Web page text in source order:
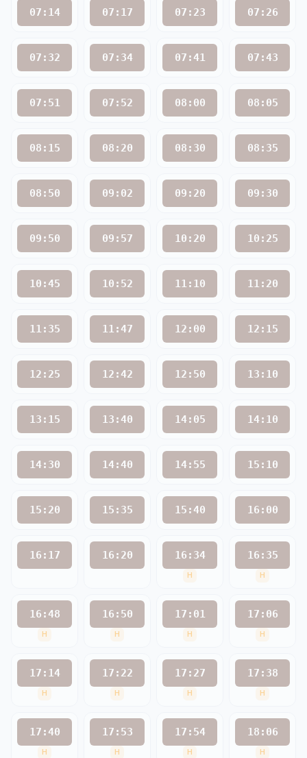
07:14 07:17 07:23 07:26
07:32 07:34 07:41 07:43
07:51 07:52 08:00 08:05
08:15 08:20 08:30 08:35
08:50 09:02 09:20 09:30
09:50 09:57 10:20 10:25
10:45 10:52 11:10 11:20
11:35 11:47 12:00 12:15
12:25 12:42 12:50 13:10
13:15 13:40 14:05 14:10
14:30 14:40 14:55 15:10
15:20 15:35 15:40 16:00
16:17 16:20 16:34
H
16:35
H
16:48
H
16:50
H
17:01
H
17:06
H
17:14
H
17:22
H
17:27
H
17:38
H
17:40
H
17:53
H
17:54
H
18:06
H